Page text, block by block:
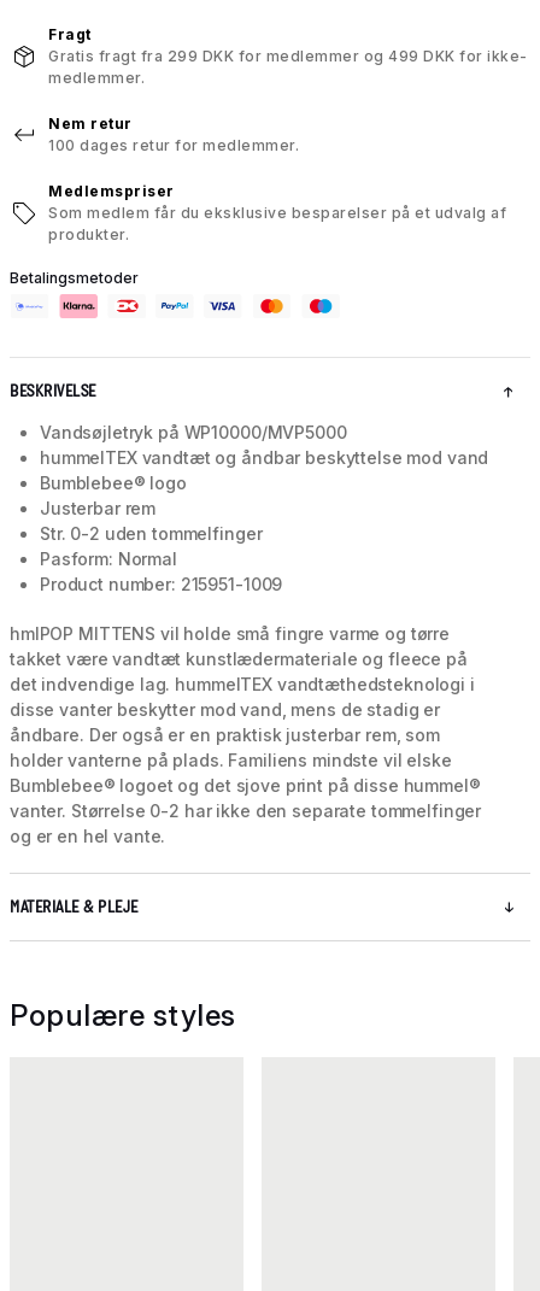
Fragt
Gratis fragt fra 299 DKK for medlemmer og 499 DKK for ikke-
medlemmer.
Nem retur
100 dages retur for medlemmer.
Medlemspriser
Som medlem får du eksklusive besparelser på et udvalg af
produkter.
Betalingsmetoder
BESKRIVELSE
Vandsøjletryk på WP10000/MVP5000
hummelTEX vandtæt og åndbar beskyttelse mod vand
Bumblebee® logo
Justerbar rem
Str. 0-2 uden tommelfinger
Pasform: Normal
Product number: 215951-1009
hmlPOP MITTENS vil holde små fingre varme og tørre
takket være vandtæt kunstlædermateriale og fleece på
det indvendige lag. hummelTEX vandtæthedsteknologi i
disse vanter beskytter mod vand, mens de stadig er
åndbare. Der også er en praktisk justerbar rem, som
holder vanterne på plads. Familiens mindste vil elske
Bumblebee® logoet og det sjove print på disse hummel®
vanter. Størrelse 0-2 har ikke den separate tommelfinger
og er en hel vante.
MATERIALE & PLEJE
Populære styles